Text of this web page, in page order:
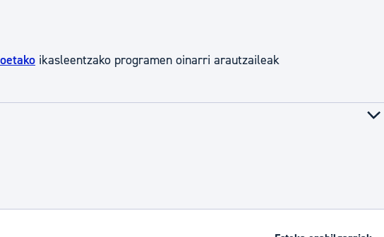
ikasleentzako programen oinarri arautzaileak